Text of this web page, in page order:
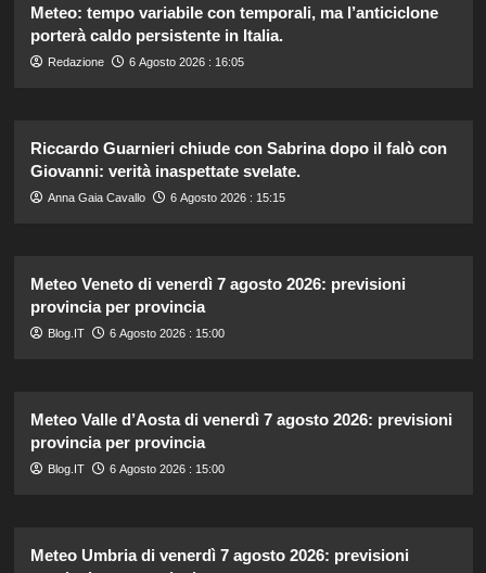
Meteo: tempo variabile con temporali, ma l’anticiclone
porterà caldo persistente in Italia.
Redazione 6 Agosto 2026 : 16:05
Riccardo Guarnieri chiude con Sabrina dopo il falò con
Giovanni: verità inaspettate svelate.
Anna Gaia Cavallo 6 Agosto 2026 : 15:15
Meteo Veneto di venerdì 7 agosto 2026: previsioni
provincia per provincia
Blog.IT 6 Agosto 2026 : 15:00
Meteo Valle d’Aosta di venerdì 7 agosto 2026: previsioni
provincia per provincia
Blog.IT 6 Agosto 2026 : 15:00
Meteo Umbria di venerdì 7 agosto 2026: previsioni